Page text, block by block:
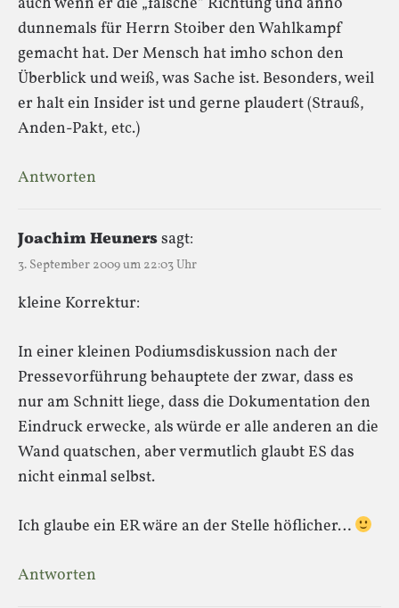
dunnemals für Herrn Stoiber den Wahlkampf
gemacht hat. Der Mensch hat imho schon den
Überblick und weiß, was Sache ist. Besonders, weil
er halt ein Insider ist und gerne plaudert (Strauß,
Anden-Pakt, etc.)
Antworten
Joachim Heunerssagt:
3. September 2009 um 22:03 Uhr
kleine Korrektur:
In einer kleinen Podiumsdiskussion nach der
Pressevorführung behauptete der zwar, dass es
nur am Schnitt liege, dass die Dokumentation den
Eindruck erwecke, als würde er alle anderen an die
Wand quatschen, aber vermutlich glaubt ES das
nicht einmal selbst.
Ich glaube ein ER wäre an der Stelle höflicher…
Antworten